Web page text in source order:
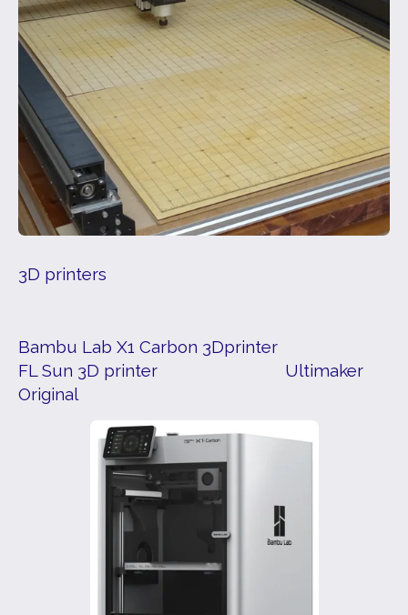
3D printers
Bambu Lab X1 Carbon 3Dprinter
FL Sun 3D printer Ultimaker
Original